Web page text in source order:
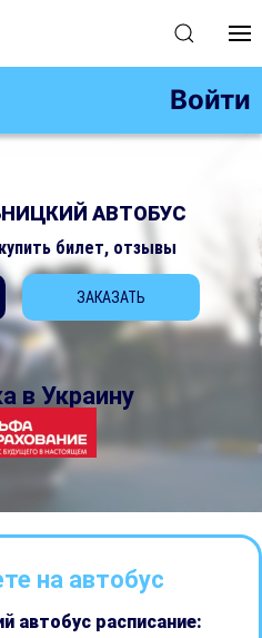
Войти
АВТОБУС
билет, отзывы
ЗАКАЗАТЬ
в Украину
на автобус
автобус расписание: